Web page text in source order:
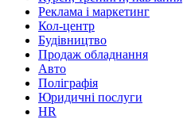
Реклама і маркетинг
Кол-центр
Будівництво
Продаж обладнання
Авто
Поліграфія
Юридичні послуги
HR